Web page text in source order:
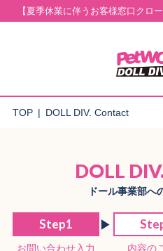
【夏季休業に伴うお客様窓口クロ
TOP DOLL DIV. Contact
DOLL
ドール事業部へ
Step1
お問い合わせ入力 内容の